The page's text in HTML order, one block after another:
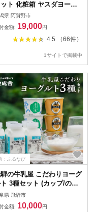
ト 化粧箱 ヤスダヨーグ
のすべてが詰まったプレ
アムなセット ヨーグルト
むヨーグルト のむよーぐる
お歳暮 お中元 母の日 父の
県 阿賀野市
金額: 19,000円
4.5 （66件）
1サイトで掲載中
：ふるなび
の牛乳屋 こだわりヨーグ
3種セット (カップ/のむ
グルト) [Q1057w]
県 飛騨市
金額: 10,000円